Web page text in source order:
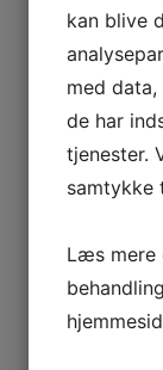
kan blive
med
de har
tjenester.
samtykke
Læs mere